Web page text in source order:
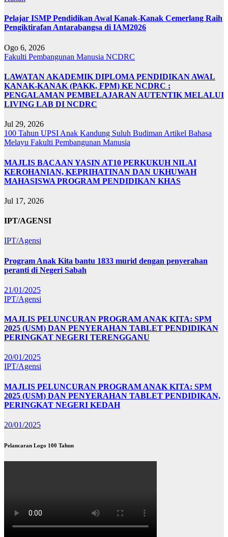
Pelajar ISMP Pendidikan Awal Kanak-Kanak Cemerlang Raih
Pengiktirafan Antarabangsa di IAM2026
Ogo 6, 2026
Fakulti Pembangunan Manusia NCDRC
LAWATAN AKADEMIK DIPLOMA PENDIDIKAN AWAL
KANAK-KANAK (PAKK, FPM) KE NCDRC :
PENGALAMAN PEMBELAJARAN AUTENTIK MELALUI
LIVING LAB DI NCDRC
Jul 29, 2026
100 Tahun UPSI Anak Kandung Suluh Budiman Artikel Bahasa
Melayu Fakulti Pembangunan Manusia
MAJLIS BACAAN YASIN AT10 PERKUKUH NILAI
KEROHANIAN, KEPRIHATINAN DAN UKHUWAH
MAHASISWA PROGRAM PENDIDIKAN KHAS
Jul 17, 2026
IPT/AGENSI
IPT/Agensi
Program Anak Kita bantu 1833 murid dengan penyerahan
peranti di Negeri Sabah
21/01/2025
IPT/Agensi
MAJLIS PELUNCURAN PROGRAM ANAK KITA: SPM
2025 (USM) DAN PENYERAHAN TABLET PENDIDIKAN
PERINGKAT NEGERI TERENGGANU
20/01/2025
IPT/Agensi
MAJLIS PELUNCURAN PROGRAM ANAK KITA: SPM
2025 (USM) DAN PENYERAHAN TABLET PENDIDIKAN,
PERINGKAT NEGERI KEDAH
20/01/2025
Pelancaran Logo 100 Tahun